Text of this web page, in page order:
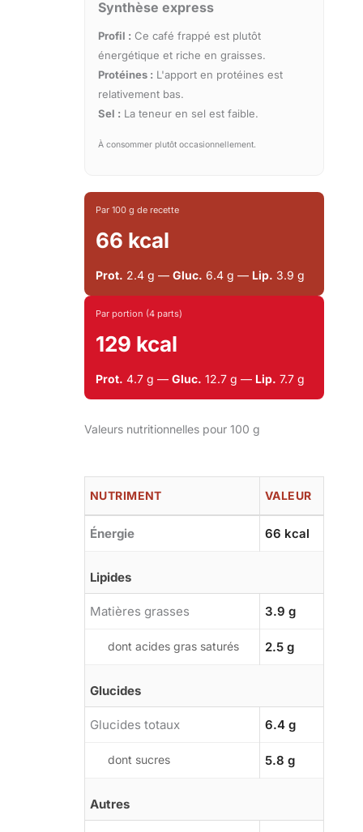
Synthèse express
Profil : Ce café frappé est plutôt
énergétique et riche en graisses.
Protéines : L'apport en protéines est
relativement bas.
Sel : La teneur en sel est faible.
À consommer plutôt occasionnellement.
Par 100 g de recette
66 kcal
Prot. 2.4 g — Gluc. 6.4 g — Lip. 3.9 g
Par portion (4 parts)
129 kcal
Prot. 4.7 g — Gluc. 12.7 g — Lip. 7.7 g
Valeurs nutritionnelles pour 100 g
NUTRIMENT VALEUR
Énergie 66 kcal
Lipides
Matières grasses 3.9 g
dont acides gras saturés 2.5 g
Glucides
Glucides totaux 6.4 g
dont sucres 5.8 g
Autres